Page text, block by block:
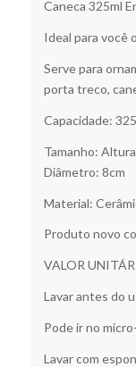
Caneca 325ml
Ideal para você
Serve para
porta treco,
Capacidade:
Tamanho:
Diâmetro: 8cm
Material:
Produto novo
VALOR
Lavar antes do
Pode ir no
Lavar com